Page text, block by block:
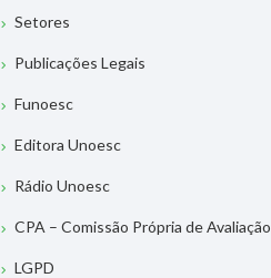
Setores
Publicações Legais
Funoesc
Editora Unoesc
Rádio Unoesc
CPA – Comissão Própria de Avaliação
LGPD